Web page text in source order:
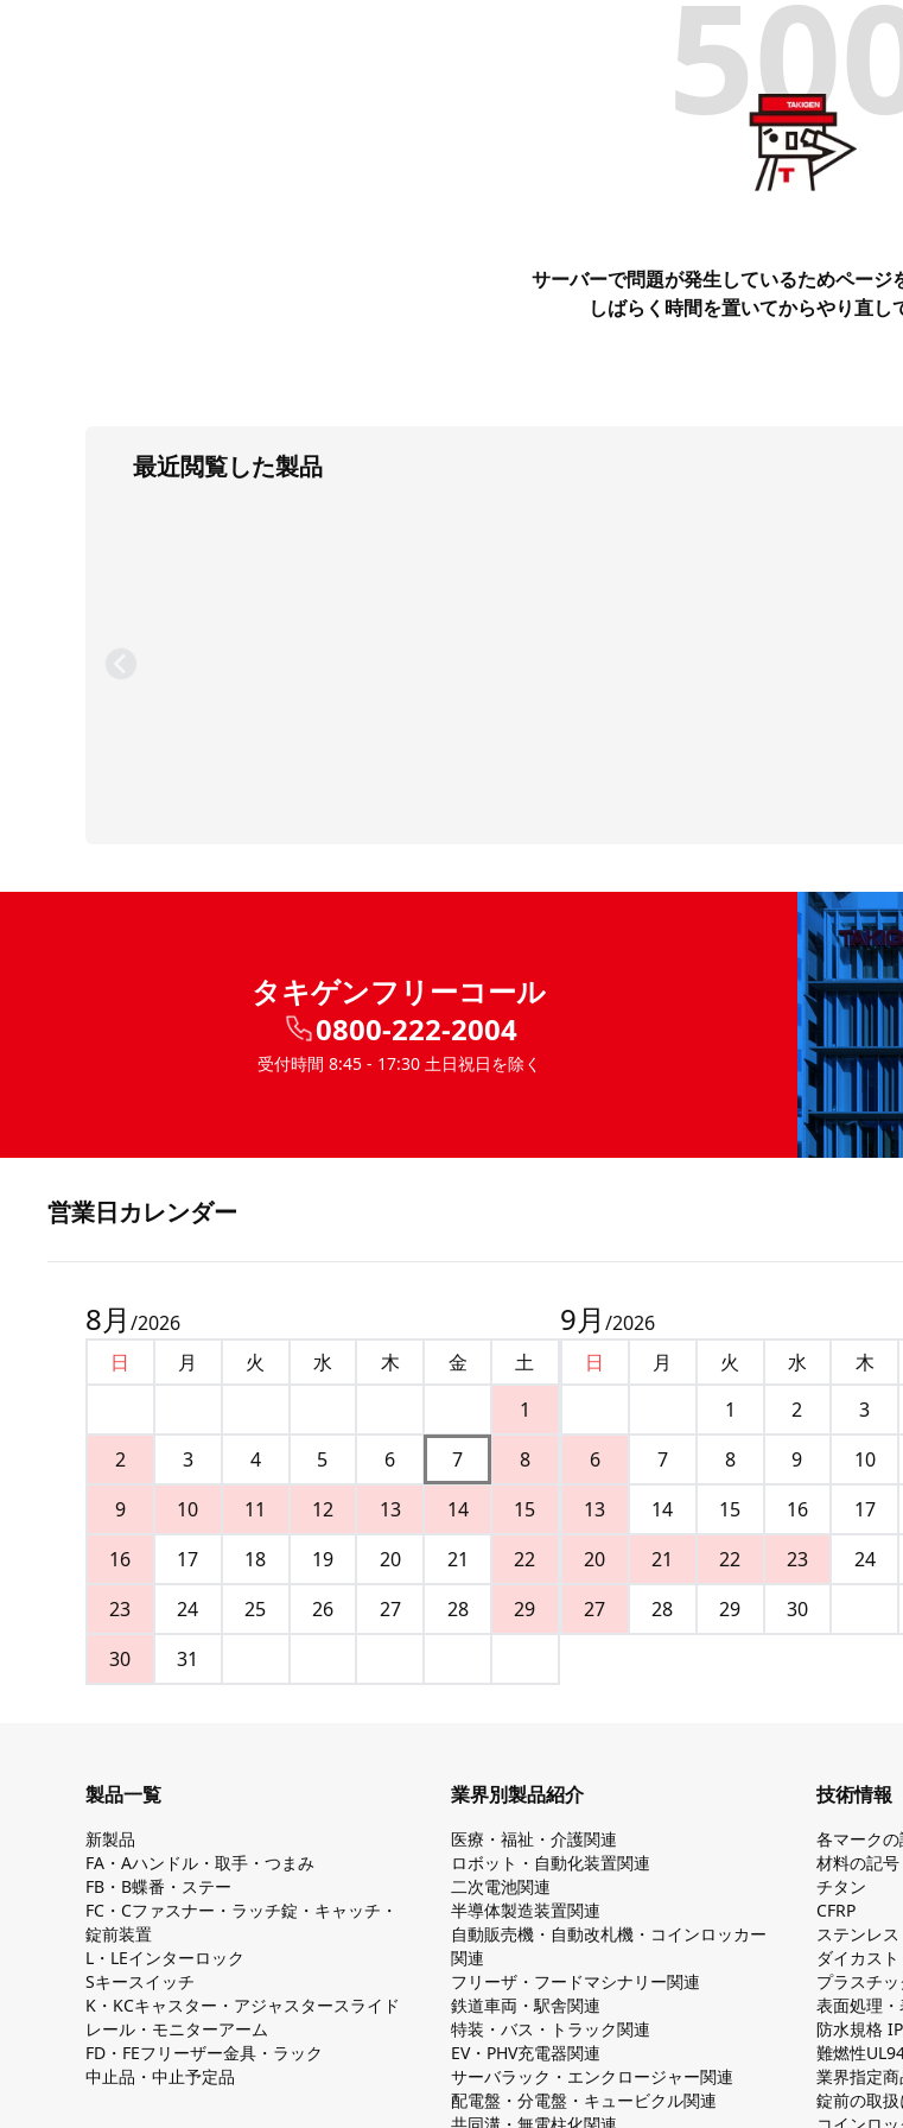
サーバーで問題が発生しているためページ
しばらく時間を置いてからやり直し
最近閲覧した製品
タキゲンフリーコール
0800-222-2004
受付時間 8:45 - 17:30 土日祝日を除く
営業⽇カレンダー
8月 /2026
日
月 火 水 木 金
土
1
2
3 4 5 6 7
8
9
10 11 12 13 14
15
16
17 18 19 20 21
22
23
24 25 26 27 28
29
30
31
9月 /2026
日
月 火 水 木
1
2 3
6
7 8 9 10
13
14 15 16 17
20
21 22 23 24
27
28 29 30
製品一覧
新製品
FA・Aハンドル・取手・つまみ
FB・B蝶番・ステー
FC・Cファスナー・ラッチ錠・キャッチ・
錠前装置
L・LEインターロック
Sキースイッチ
K・KCキャスター・アジャスタースライド
レール・モニターアーム
FD・FEフリーザー金具・ラック
中止品・中止予定品
業界別製品紹介
医療・福祉・介護関連
ロボット・自動化装置関連
二次電池関連
半導体製造装置関連
自動販売機・自動改札機・コインロッカー
関連
フリーザ・フードマシナリー関連
鉄道車両・駅舎関連
特装・バス・トラック関連
EV・PHV充電器関連
サーバラック・エンクロージャー関連
配電盤・分電盤・キュービクル関連
技術情報
各マークの
材料の記号
チタン
CFRP
ステンレス
ダイカス
プラスチッ
表面処理
防⽔規格
難燃性
業界指定商
錠前の取